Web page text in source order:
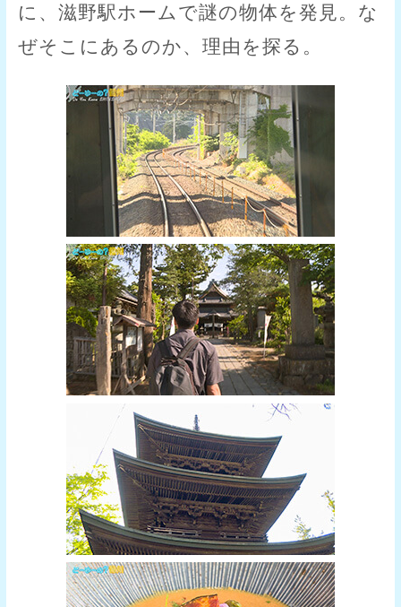
に、滋野駅ホームで謎の物体を発見。な
ぜそこにあるのか、理由を探る。